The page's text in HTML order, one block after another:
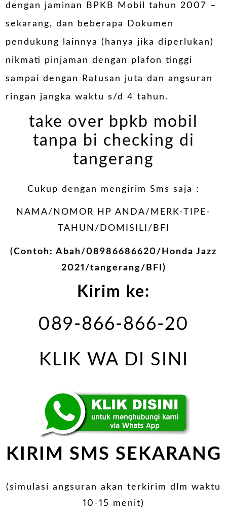
dengan jaminan BPKB Mobil tahun 2007 –
sekarang, dan beberapa Dokumen
pendukung lainnya (hanya jika diperlukan)
nikmati pinjaman dengan plafon tinggi
sampai dengan Ratusan juta dan angsuran
ringan jangka waktu s/d 4 tahun.
take over bpkb mobil
tanpa bi checking di
tangerang
Cukup dengan mengirim Sms saja :
NAMA/NOMOR HP ANDA/MERK-TIPE-
TAHUN/DOMISILI/BFI
(Contoh: Abah/08986686620/Honda Jazz
2021/tangerang/BFI)
Kirim ke:
089-866-866-20
KLIK WA DI SINI
KIRIM SMS SEKARANG
(simulasi angsuran akan terkirim dlm waktu
10-15 menit)